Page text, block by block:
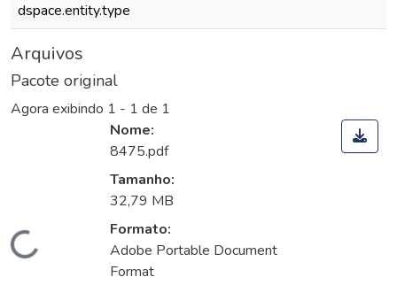
dspace.entity.type
Arquivos
Pacote original
Agora exibindo 1 - 1 de 1
Carregando...
Nome:
8475.pdf
Tamanho:
32,79 MB
Formato:
Adobe Portable Document
Format